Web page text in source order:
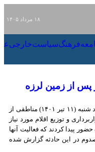
جهان جامعه فرهنگ
پس از زمین
بندرعباس- ایرنا- زمین‌لرزه ۶.۱ ریشتری بامداد شنبه (۱۱ تیر ۱۴۰۱) مناطقی از استان
اقلام مورد نیاز از دقایق اولیه
فعالیت آنها همچنان ادامه دارد.